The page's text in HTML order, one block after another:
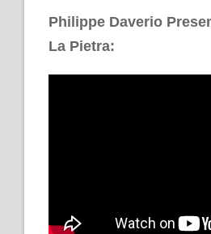
Philippe Daverio
La Pietra: